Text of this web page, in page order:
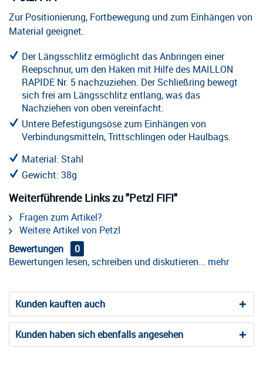
Zur Positionierung, Fortbewegung und zum Einhängen von
Material geeignet.
Der Längsschlitz ermöglicht das Anbringen einer
Reepschnur, um den Haken mit Hilfe des MAILLON
RAPIDE Nr. 5 nachzuziehen. Der Schließring bewegt
sich frei am Längsschlitz entlang, was das
Nachziehen von oben vereinfacht.
Untere Befestigungsöse zum Einhängen von
Verbindungsmitteln, Trittschlingen oder Haulbags.
Material: Stahl
Gewicht: 38g
Weiterführende Links zu "Petzl FIFI"
Fragen zum Artikel?
Weitere Artikel von Petzl
Bewertungen
0
Bewertungen lesen, schreiben und diskutieren... mehr
Kunden kauften auch
Kunden haben sich ebenfalls angesehen